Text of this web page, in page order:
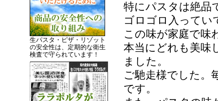
生パスタ・ピザ・リゾット
の安全性は、定期的な衛生
検査で守られています！
特にパスタは絶品
ゴロゴロ入ってい
この味が家庭で味
本当にどれも美味
ました。
ご馳走様でした。
です。